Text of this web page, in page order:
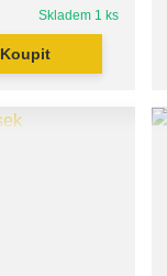
Skladem 1 ks
Koupit